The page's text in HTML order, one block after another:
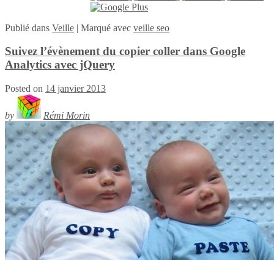
Publié dans Veille | Marqué avec veille seo
Suivez l’évènement du copier coller dans Google
Analytics avec jQuery
Posted on 14 janvier 2013
by Rémi Morin